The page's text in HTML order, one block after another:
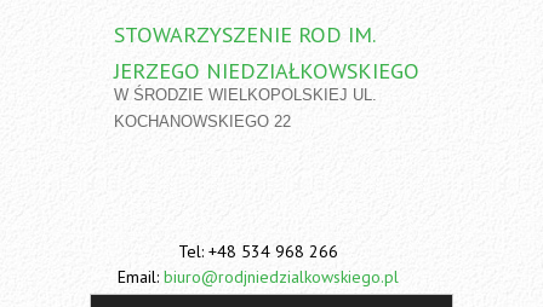
STOWARZYSZENIE ROD IM.
JERZEGO NIEDZIAŁKOWSKIEGO
W ŚRODZIE WIELKOPOLSKIEJ UL.
KOCHANOWSKIEGO 22
Tel: +48 534 968 266
Email: biuro@rodjniedzialkowskiego.pl